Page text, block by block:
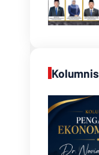
Kolumnis